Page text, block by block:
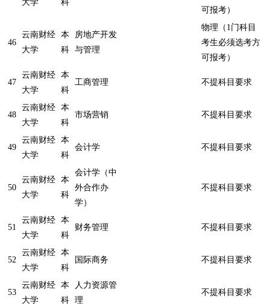
大学
科
可报考）
46
云南财经
大学
本
科
房地产开发
与管理
物理（1门科目
考生必须选考方
可报考）
47
云南财经
大学
本
科
工商管理 不提科目要求
48
云南财经
大学
本
科
市场营销 不提科目要求
49
云南财经
大学
本
科
会计学 不提科目要求
50
云南财经
大学
本
科
会计学（中
外合作办
学）
不提科目要求
51
云南财经
大学
本
科
财务管理 不提科目要求
52
云南财经
大学
本
科
国际商务 不提科目要求
53
云南财经
大学
本
科
人力资源管
理
不提科目要求